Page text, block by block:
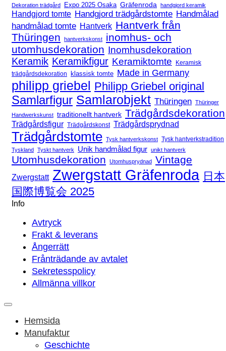
Dekoration trädgård Expo 2025 Osaka Gräfenroda handgjord keramik
Handgjord tomte Handgjord trädgårdstomte Handmålad
handmålad tomte Hantverk Hantverk från
Thüringen
hantverkskonst
inomhus- och
utomhusdekoration Inomhusdekoration
Keramik Keramikfigur Keramiktomte
Keramisk
trädgårdsdekoration
klassisk tomte Made in Germany
philipp griebel Philipp Griebel original
Samlarfigur Samlarobjekt Thüringen Thüringer
Handwerkskunst traditionellt hantverk Trädgårdsdekoration
Trädgårdsfigur Trädgårdskonst Trädgårdsprydnad
Trädgårdstomte Tysk hantverkskonst Tysk hantverkstradition
Tyskland Tyskt hantverk Unik handmålad figur unikt hantverk
Utomhusdekoration Utomhusprydnad Vintage
Zwergstatt Zwergstatt Gräfenroda 日本
国際博覧会 2025
Info
Avtryck
Frakt & leverans
Ångerrätt
Frånträdande av avtalet
Sekretesspolicy
Allmänna villkor
Hemsida
Manufaktur
Geschichte